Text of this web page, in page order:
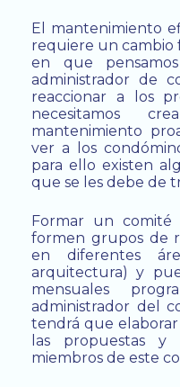
El mantenimiento
requiere un cambio
en que
administrador de
reaccionar a los
necesitamos
mantenimiento
ver a los
para ello existen
que se les debe de
Formar un comité
formen grupos de
en diferentes
arquitectura) y
mensuales
administrador del
tendrá que
las propuestas y
miembros de este